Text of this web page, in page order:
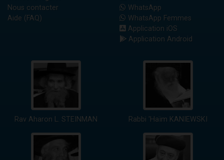
Nous contacter
Aide (FAQ)
WhatsApp
WhatsApp Femmes
Application iOS
Application Android
Rav Aharon L. STEINMAN Rabbi 'Haïm KANIEWSKI